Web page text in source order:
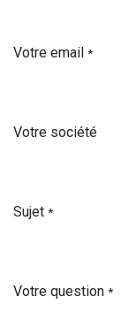
Votre email *
Votre société
Sujet *
Votre question *